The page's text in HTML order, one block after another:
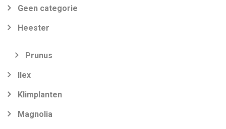
Geen categorie
Heester
Prunus
Ilex
Klimplanten
Magnolia